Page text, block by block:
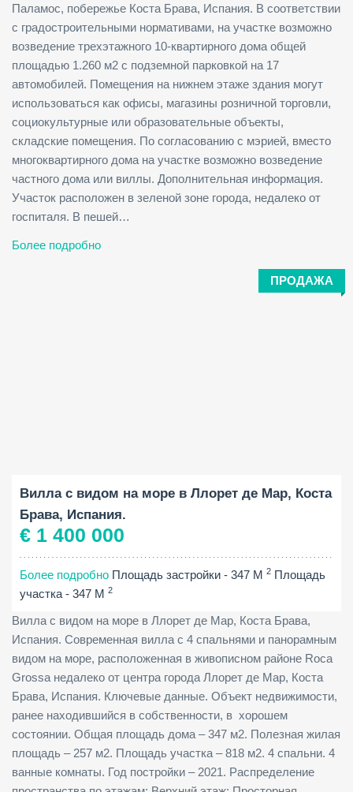
Паламос, побережье Коста Брава, Испания. В соответствии
с градостроительными нормативами, на участке возможно
возведение трехэтажного 10-квартирного дома общей
площадью 1.260 м2 с подземной парковкой на 17
автомобилей. Помещения на нижнем этаже здания могут
использоваться как офисы, магазины розничной торговли,
социокультурные или образовательные объекты,
складские помещения. По согласованию с мэрией, вместо
многоквартирного дома на участке возможно возведение
частного дома или виллы. Дополнительная информация.
Участок расположен в зеленой зоне города, недалеко от
госпиталя. В пешей…
Более подробно
ПРОДАЖА
Вилла с видом на море в Ллорет де Мар, Коста
Брава, Испания.
€ 1 400 000
Более подробно Площадь застройки - 347 M 2 Площадь
участка - 347 M 2
Вилла с видом на море в Ллорет де Мар, Коста Брава,
Испания. Современная вилла с 4 спальнями и панорамным
видом на море, расположенная в живописном районе Roca
Grossa недалеко от центра города Ллорет де Мар, Коста
Брава, Испания. Ключевые данные. Объект недвижимости,
ранее находившийся в собственности, в хорошем
состоянии. Общая площадь дома – 347 м2. Полезная жилая
площадь – 257 м2. Площадь участка – 818 м2. 4 спальни. 4
ванные комнаты. Год постройки – 2021. Распределение